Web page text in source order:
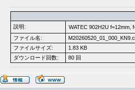
説明:
WATEC 902H2U f=12mm,
ファイル名:
ファイルサイズ:
1.83 KB
ダウンロード回数:
80 回